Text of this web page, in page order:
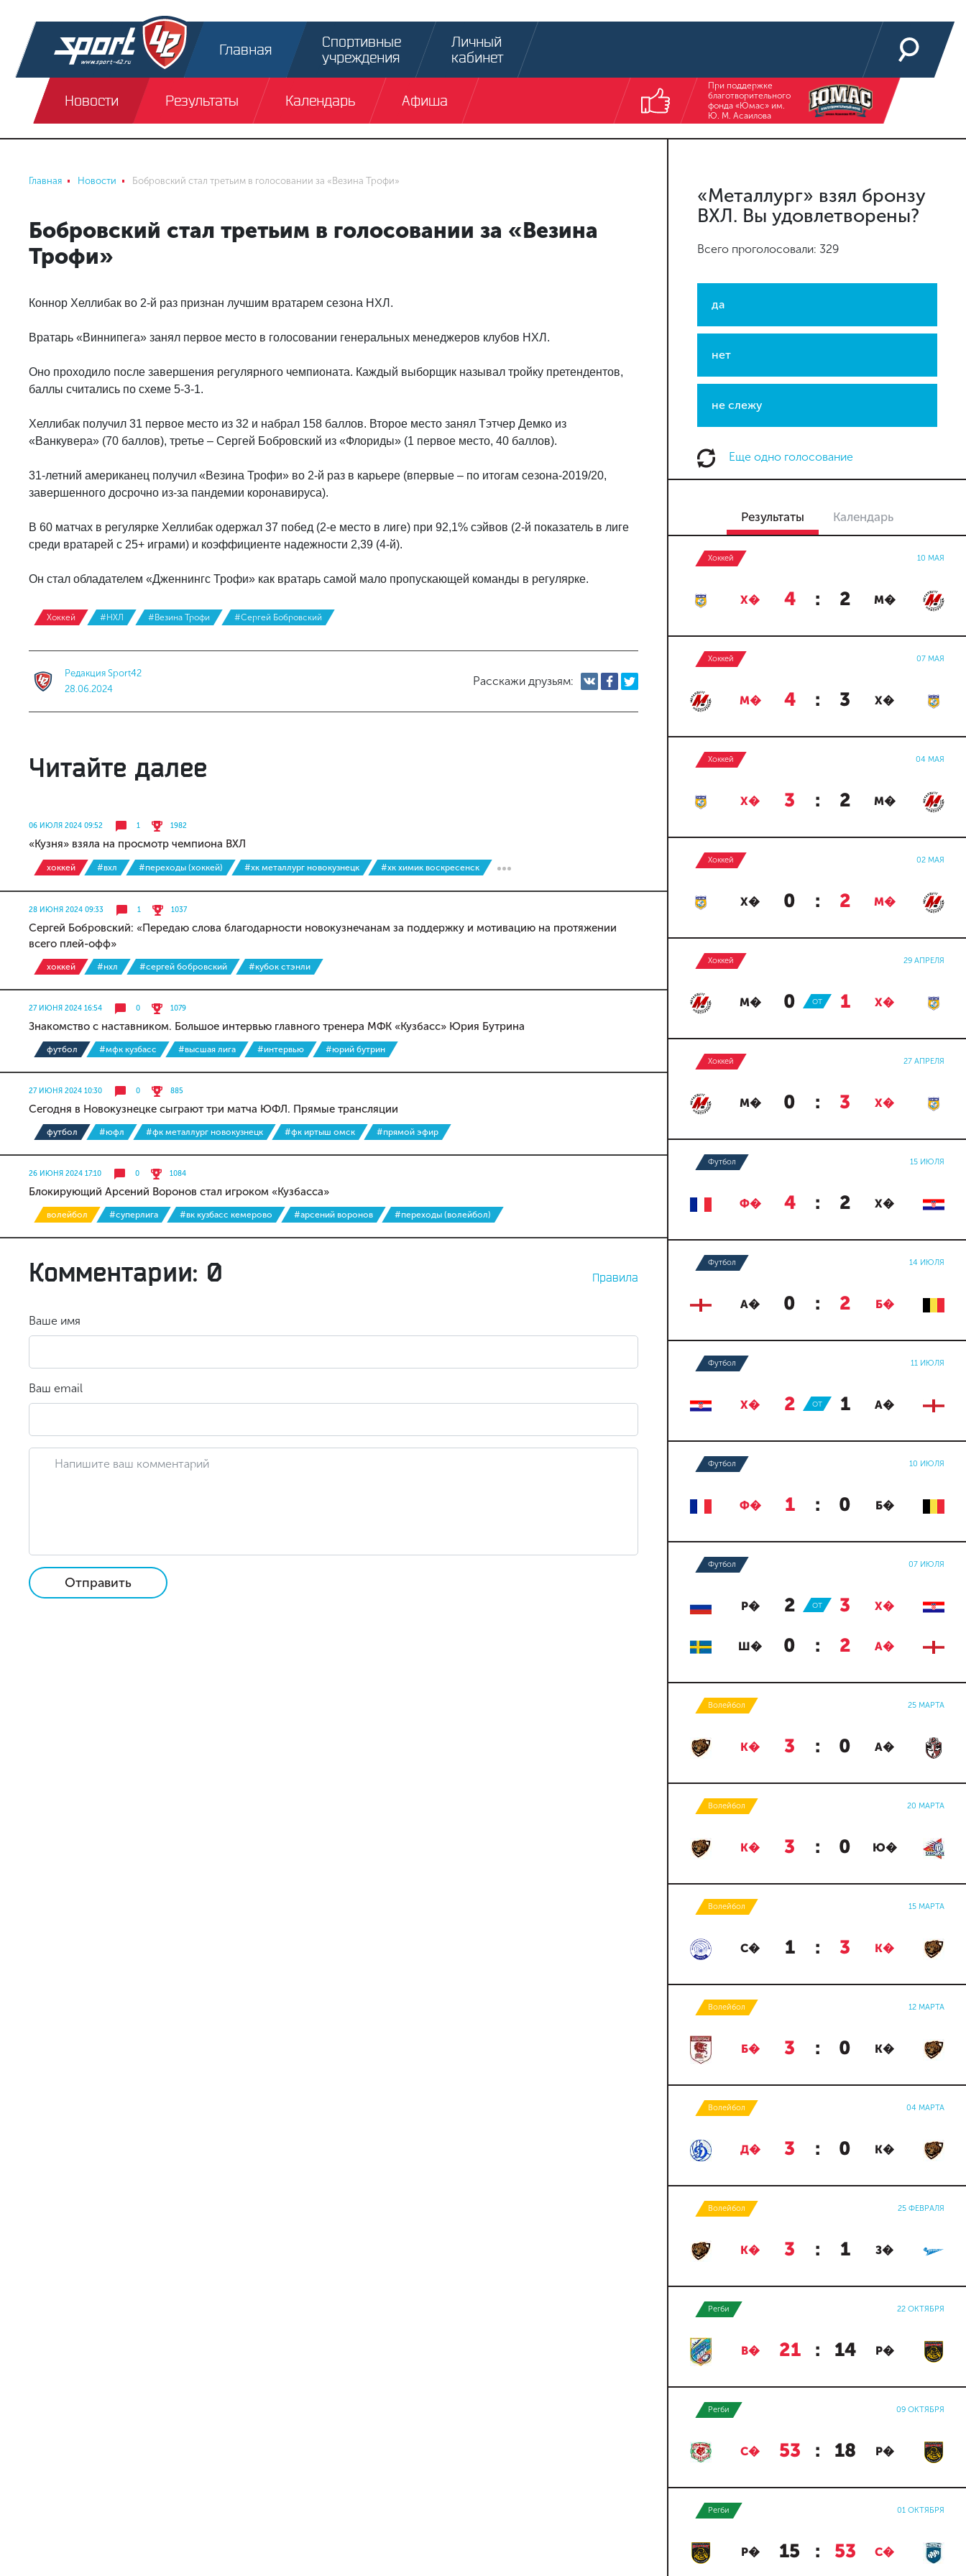
Главная
Спортивные
учреждения
Личный
кабинет
Новости Результаты Календарь Афиша
При поддержке
благотворительного
фонда «Юмас» им.
Ю. М. Асаилова
Главная Новости Бобровский стал третьим в голосовании за «Везина Трофи»
Бобровский стал третьим в голосовании за «Везина
Трофи»
Коннор Хеллибак во 2-й раз признан лучшим вратарем сезона НХЛ.
Вратарь «Виннипега» занял первое место в голосовании генеральных менеджеров клубов НХЛ.
Оно проходило после завершения регулярного чемпионата. Каждый выборщик называл тройку претендентов,
баллы считались по схеме 5-3-1.
Хеллибак получил 31 первое место из 32 и набрал 158 баллов. Второе место занял Тэтчер Демко из
«Ванкувера» (70 баллов), третье – Сергей Бобровский из «Флориды» (1 первое место, 40 баллов).
31-летний американец получил «Везина Трофи» во 2-й раз в карьере (впервые – по итогам сезона-2019/20,
завершенного досрочно из-за пандемии коронавируса).
В 60 матчах в регулярке Хеллибак одержал 37 побед (2-е место в лиге) при 92,1% сэйвов (2-й показатель в лиге
среди вратарей с 25+ играми) и коэффициенте надежности 2,39 (4-й).
Он стал обладателем «Дженнингс Трофи» как вратарь самой мало пропускающей команды в регулярке.
Хоккей #НХЛ #Везина Трофи #Сергей Бобровский
Редакция Sport42
28.06.2024
Расскажи друзьям:
Читайте далее
06 ИЮЛЯ 2024 09:52 1 1982
«Кузня» взяла на просмотр чемпиона ВХЛ
хоккей #вхл #переходы (хоккей) #хк металлург новокузнецк #хк химик воскресенск
28 ИЮНЯ 2024 09:33 1 1037
Сергей Бобровский: «Передаю слова благодарности новокузнечанам за поддержку и мотивацию на протяжении
всего плей-офф»
хоккей #нхл #сергей бобровский #кубок стэнли
27 ИЮНЯ 2024 16:54 0 1079
Знакомство с наставником. Большое интервью главного тренера МФК «Кузбасс» Юрия Бутрина
футбол #мфк кузбасс #высшая лига #интервью #юрий бутрин
27 ИЮНЯ 2024 10:30 0 885
Сегодня в Новокузнецке сыграют три матча ЮФЛ. Прямые трансляции
футбол #юфл #фк металлург новокузнецк #фк иртыш омск #прямой эфир
26 ИЮНЯ 2024 17:10 0 1084
Блокирующий Арсений Воронов стал игроком «Кузбасса»
волейбол #суперлига #вк кузбасс кемерово #арсений воронов #переходы (волейбол)
Комментарии: 0 Правила
Ваше имя
Ваш email
Отправить
«Металлург» взял бронзу
ВХЛ. Вы удовлетворены?
Всего проголосовали: 329
да
нет
не слежу
Еще одно голосование
Результаты Календарь
Хоккей 10 МАЯ
Х� 4 : 2 М�
Хоккей 07 МАЯ
М� 4 : 3 Х�
Хоккей 04 МАЯ
Х� 3 : 2 М�
Хоккей 02 МАЯ
Х� 0 : 2 М�
Хоккей 29 АПРЕЛЯ
М� 0 : 1 Х�
ОТ
Хоккей 27 АПРЕЛЯ
М� 0 : 3 Х�
Футбол 15 ИЮЛЯ
Ф� 4 : 2 Х�
Футбол 14 ИЮЛЯ
А� 0 : 2 Б�
Футбол 11 ИЮЛЯ
Х� 2 : 1 А�
ОТ
Футбол 10 ИЮЛЯ
Ф� 1 : 0 Б�
Футбол 07 ИЮЛЯ
Р� 2 : 3 Х�
ОТ
Ш� 0 : 2 А�
Волейбол 25 МАРТА
К� 3 : 0 А�
Волейбол 20 МАРТА
К� 3 : 0 Ю�
Волейбол 15 МАРТА
С� 1 : 3 К�
Волейбол 12 МАРТА
Б� 3 : 0 К�
Волейбол 04 МАРТА
Д� 3 : 0 К�
Волейбол 25 ФЕВРАЛЯ
К� 3 : 1 З�
Регби 22 ОКТЯБРЯ
В� 21 : 14 Р�
Регби 09 ОКТЯБРЯ
С� 53 : 18 Р�
Регби 01 ОКТЯБРЯ
Р� 15 : 53 С�